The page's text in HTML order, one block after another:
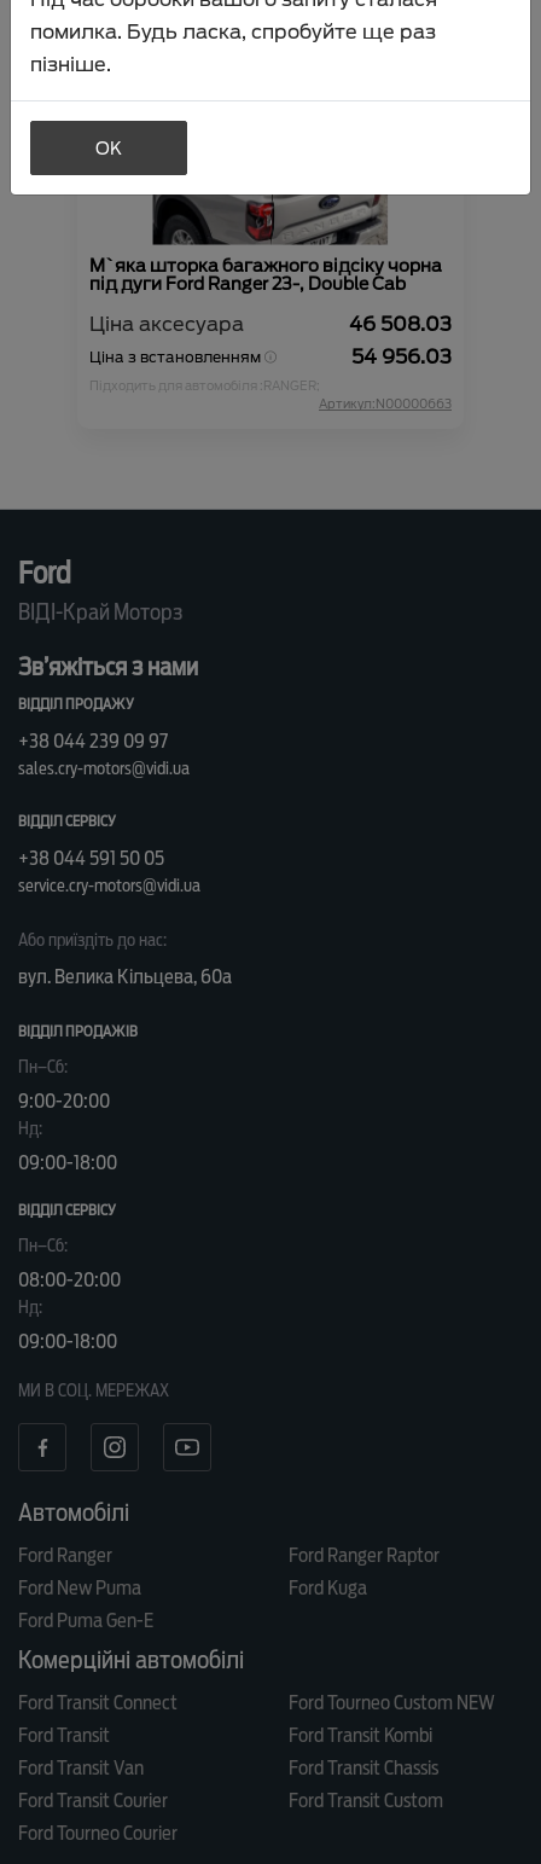
М`яка шторка багажного відсіку чорна
під дуги Ford Ranger 23-, Double Cab
Ціна аксесуара 46 508.03
Ціна з встановленням 54 956.03
Підходить для автомобіля :RANGER;
Артикул:N00000663
Ford
ВІДІ-Край Моторз
Зв’яжіться з нами
ВІДДІЛ ПРОДАЖУ
+38 044 239 09 97
sales.cry-motors@vidi.ua
ВІДДІЛ СЕРВІСУ
+38 044 591 50 05
service.cry-motors@vidi.ua
Або приїздіть до нас:
вул. Велика Кільцева, 60а
ВІДДІЛ ПРОДАЖІВ
Пн–Сб:
9:00-20:00
Нд:
09:00-18:00
ВІДДІЛ CЕРВІСУ
Пн–Сб:
08:00-20:00
Нд:
09:00-18:00
МИ В СОЦ. МЕРЕЖАХ
Автомобілі
Ford Ranger
Ford Ranger Raptor
Ford New Puma
Ford Kuga
Ford Puma Gen-E
Комерційні автомобілі
Ford Transit Connect
Ford Tourneo Custom NEW
Ford Transit
Ford Transit Kombi
Ford Transit Van
Ford Transit Chassis
Ford Transit Courier
Ford Transit Custom
Ford Tourneo Courier
помилка. Будь ласка, спробуйте ще раз
пізніше.
OK